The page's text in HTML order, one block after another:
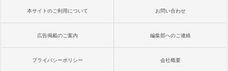
本サイトのご利用について お問い合わせ
広告掲載のご案内 編集部へのご連絡
プライバシーポリシー 会社概要